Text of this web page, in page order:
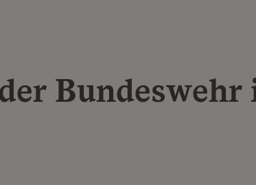
Bundeswehr